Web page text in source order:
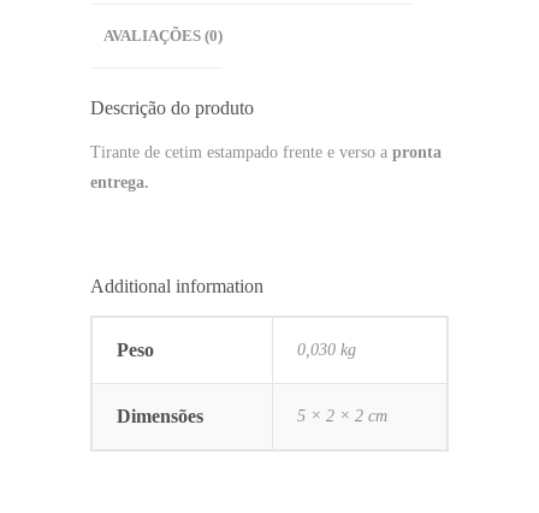
AVALIAÇÕES (0)
Descrição do produto
Tirante de cetim estampado frente e verso a pronta
entrega.
Additional information
Peso 0,030 kg
Dimensões 5 × 2 × 2 cm